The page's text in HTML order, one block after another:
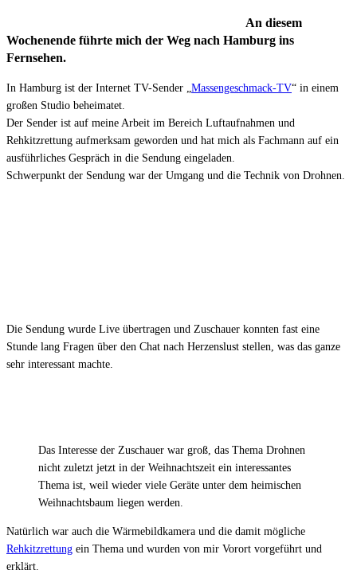
An diesem
Wochenende führte mich der Weg nach Hamburg ins
Fernsehen.
In Hamburg ist der Internet TV-Sender „Massengeschmack-TV“ in einem
großen Studio beheimatet.
Der Sender ist auf meine Arbeit im Bereich Luftaufnahmen und
Rehkitzrettung aufmerksam geworden und hat mich als Fachmann auf ein
ausführliches Gespräch in die Sendung eingeladen.
Schwerpunkt der Sendung war der Umgang und die Technik von Drohnen.
Die Sendung wurde Live übertragen und Zuschauer konnten fast eine
Stunde lang Fragen über den Chat nach Herzenslust stellen, was das ganze
sehr interessant machte.
Das Interesse der Zuschauer war groß, das Thema Drohnen
nicht zuletzt jetzt in der Weihnachtszeit ein interessantes
Thema ist, weil wieder viele Geräte unter dem heimischen
Weihnachtsbaum liegen werden.
Natürlich war auch die Wärmebildkamera und die damit mögliche
Rehkitzrettung ein Thema und wurden von mir Vorort vorgeführt und
erklärt.